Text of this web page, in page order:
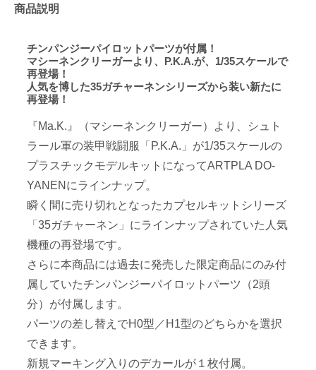
商品説明
チンパンジーパイロットパーツが付属！
マシーネンクリーガーより、P.K.A.が、1/35スケールで
再登場！
人気を博した35ガチャーネンシリーズから装い新たに
再登場！
『Ma.K.』（マシーネンクリーガー）より、シュト
ラール軍の装甲戦闘服「P.K.A.」が1/35スケールの
プラスチックモデルキットになってARTPLA DO-
YANENにラインナップ。
瞬く間に売り切れとなったカプセルキットシリーズ
「35ガチャーネン」にラインナップされていた人気
機種の再登場です。
さらに本商品には過去に発売した限定商品にのみ付
属していたチンパンジーパイロットパーツ（2頭
分）が付属します。
パーツの差し替えでH0型／H1型のどちらかを選択
できます。
新規マーキング入りのデカールが１枚付属。